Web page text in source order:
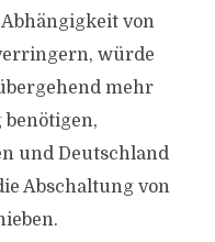
von
würde
mehr
und Deutschland
Abschaltung von